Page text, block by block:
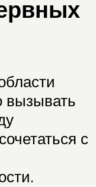
вызывать
с